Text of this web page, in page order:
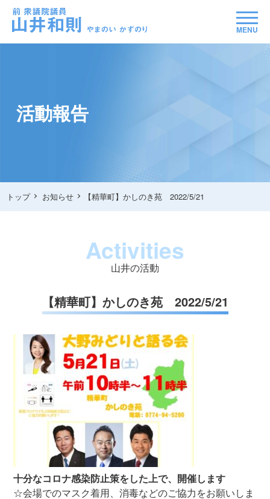
MENU
活動報告
トップ お知らせ 【精華町】かしのき苑 2022/5/21
Activities
山井の活動
【精華町】かしのき苑 2022/5/21
十分なコロナ感染防止策をした上で、開催します
☆会場でのマスク着用、消毒などのご協力をお願いしま